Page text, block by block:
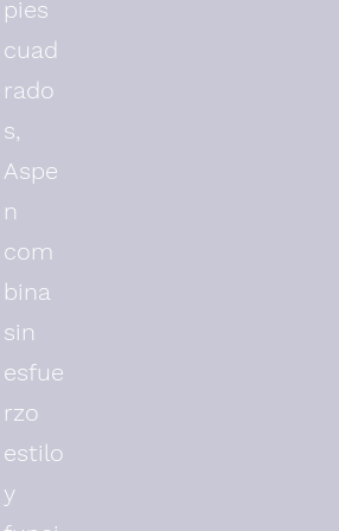
pies
cuad
rado
s,
Aspe
n
com
bina
sin
esfue
rzo
estilo
y